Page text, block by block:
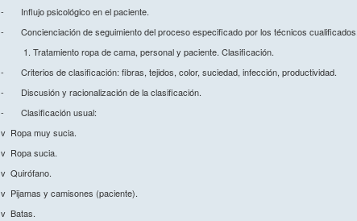
- Influjo psicológico en el paciente.
- Concienciación de seguimiento del proceso especificado por los técnicos
Tratamiento ropa de cama, personal y paciente. Clasificación.
- Criterios de clasificación: fibras, tejidos, color, suciedad, infección, productividad.
- Discusión y racionalización de la clasificación.
- Clasificación usual:
v Ropa muy sucia.
v Ropa sucia.
v Quirófano.
v Pijamas y camisones (paciente).
v Batas.